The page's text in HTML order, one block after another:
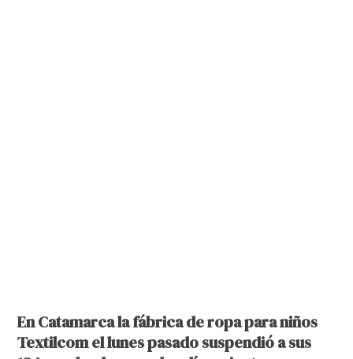
En Catamarca la fábrica de ropa para niños
Textilcom el lunes pasado suspendió a sus